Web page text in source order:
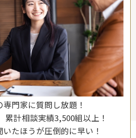
門家に質問し放題！
累計相談実績3,500組以上！
たほうが圧倒的に早い！